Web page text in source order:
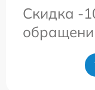
Скидка -